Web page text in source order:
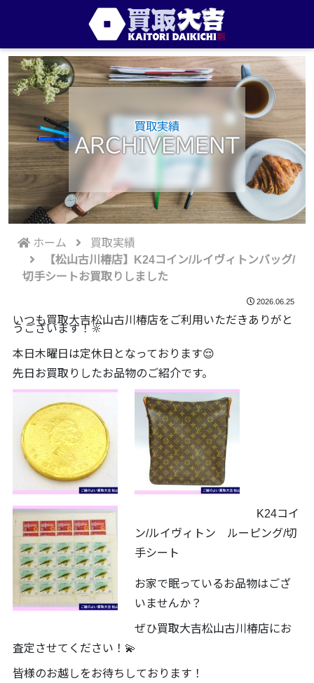
買取実績
ARCHIVEMENT
ホーム
買取実績
【松山古川椿店】K24コイン/ルイヴィトンバッグ/
切手シートお買取りしました
2026.06.25
いつも買取大吉松山古川椿店をご利用いただきありがと
うございます！🔆
本日木曜日は定休日となっております😌
先日お買取りしたお品物のご紹介です。
K24コイ
ン/ルイヴィトン ルーピング/切
手シート
お家で眠っているお品物はござ
いませんか？
ぜひ買取大吉松山古川椿店にお
査定させてください！💫
皆様のお越しをお待ちしております！